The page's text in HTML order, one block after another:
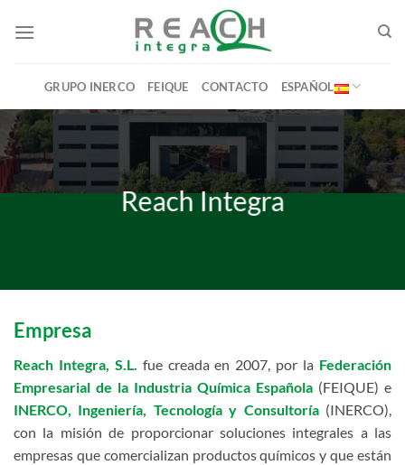
GRUPO INERCO FEIQUE CONTACTO ESPAÑOL
Reach Integra
Empresa
Reach Integra, S.L. fue creada en 2007, por la Federación
Empresarial de la Industria Química Española (FEIQUE) e
INERCO, Ingeniería, Tecnología y Consultoría(INERCO),
con la misión de proporcionar soluciones integrales a las
empresas que comercializan productos químicos y que están